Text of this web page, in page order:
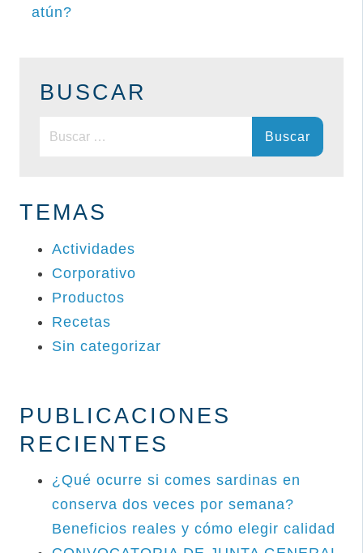
atún?
BUSCAR
Buscar:
TEMAS
Actividades
Corporativo
Productos
Recetas
Sin categorizar
PUBLICACIONES
RECIENTES
¿Qué ocurre si comes sardinas en
conserva dos veces por semana?
Beneficios reales y cómo elegir calidad